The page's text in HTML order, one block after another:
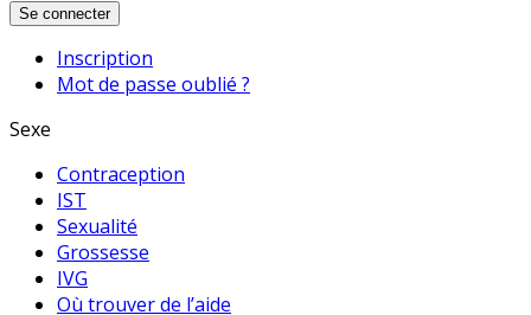
Se connecter
Inscription
Mot de passe oublié ?
Sexe
Contraception
IST
Sexualité
Grossesse
IVG
Où trouver de l’aide